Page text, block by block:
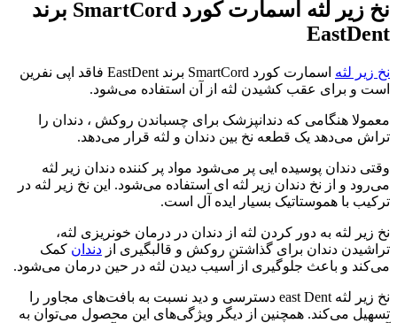
نخ زیر لثه اسمارت کورد SmartCord برند
EastDent
نخ زیر لثه
اسمارت کورد SmartCord برند EastDent فاقد اپی نفرین
است و برای عقب کشیدن لثه از آن استفاده می‌شود.
معمولا هنگامی که دندانپزشک برای چسباندن روکش ، دندان را
تراش می‌دهد یک قطعه نخ بین دندان و لثه قرار می‌دهد.
وقتی دندان پوسیده ایی پر می‌شود مواد پر کننده دندان زیر لثه
می‌رود و از نخ دندان زیر لثه ای استفاده می‌شود. این نخ زیر لثه در
ترکیب با هموستاتیک بسیار ایده آل است.
نخ زیر لثه به دور کردن لثه از دندان در درمان خونریزی لثه،
تراشیدن دندان برای گذاشتن روکش و قالبگیری از دندان کمک
می‌کند و باعث جلوگیری از آسیب دیدن لثه در حین درمان می‌شود.
نخ زیر لثه east Dent دسترسی و دید نسبت به بافت‌های مجاور را
تسهیل می‌کند. همچنین از دیگر ویژگی‌های این محصول می‌توان به